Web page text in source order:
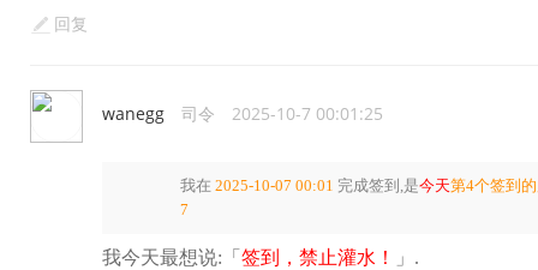
回复
wanegg 司令 2025-10-7 00:01:25
我在 2025-10-07 00:01 完成签到,是今天第4个签到
7
我今天最想说:「 签到，禁止灌水！ 」.